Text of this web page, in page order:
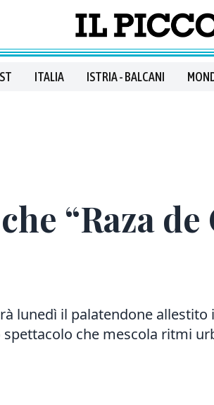
ITALIA ISTRIA - BALCANI
“Raza
lunedì il palatendone allestito
che mescola ritmi